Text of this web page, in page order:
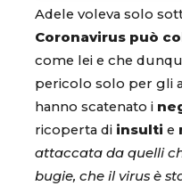
Adele voleva solo
Coronavirus può
come lei e che
pericolo solo per gli
hanno scatenato i
ricoperta di insulti e
attaccata da quelli
bugie, che il virus è